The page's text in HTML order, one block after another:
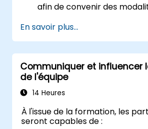
afin de convenir des
En savoir plus...
Communiquer et influencer
de l'équipe
14 Heures
À l'issue de la formation, les
seront capables de :